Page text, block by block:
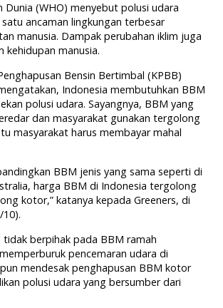
Dunia (WHO) menyebut polusi udara
ancaman lingkungan terbesar
manusia. Dampak perubahan iklim juga
kehidupan manusia.
Bensin Bertimbal (KPBB)
Indonesia membutuhkan BBM
polusi udara. Sayangnya, BBM yang
dan masyarakat gunakan tergolong
masyarakat harus membayar mahal
BBM jenis yang sama seperti di
harga BBM di Indonesia tergolong
kotor,” katanya kepada Greeners, di
10).
tidak berpihak pada BBM ramah
pencemaran udara di
mendesak penghapusan BBM kotor
polusi udara yang bersumber dari